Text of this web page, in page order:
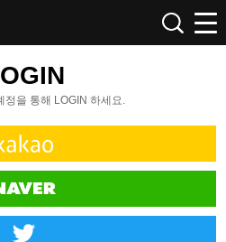
정을 통해 LOGIN 하세요.